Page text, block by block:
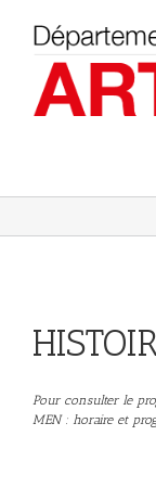
Pour consulter le
MEN : horaire et